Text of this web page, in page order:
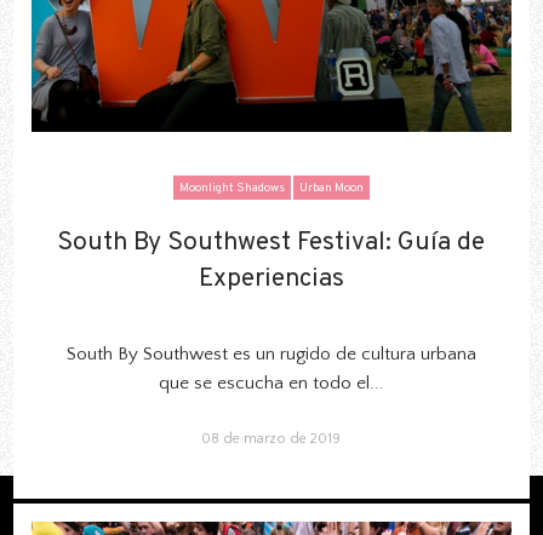
Moonlight Shadows Urban Moon
South By Southwest Festival: Guía de
Experiencias
South By Southwest Festival: Guía de
Experiencias
South By Southwest es un rugido de cultura urbana
que se escucha en todo el...
08 de marzo de 2019